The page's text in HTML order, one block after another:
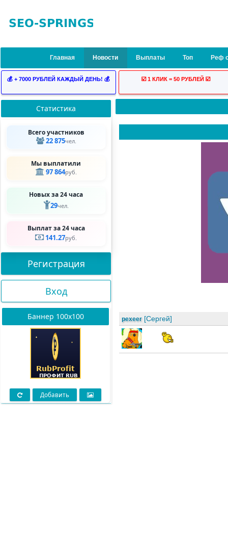
Главная Новости Выплаты Топ Реф
💰 + 7000 РУБЛЕЙ КАЖДЫЙ ДЕНЬ! 💰 ☑️ 1 КЛИК = 50 РУБЛЕЙ ☑️
Статистика
Всего участников
22 875чел.
Мы выплатили
97 864руб.
Новых за 24 часа
29чел.
Выплат за 24 часа
141.27руб.
Регистрация
Вход
Баннер 100х100
Добавить
pexeer [Сергей]